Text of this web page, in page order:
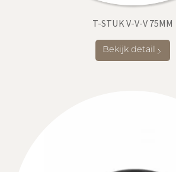
T-STUK V-V-V 75MM
Bekijk detail